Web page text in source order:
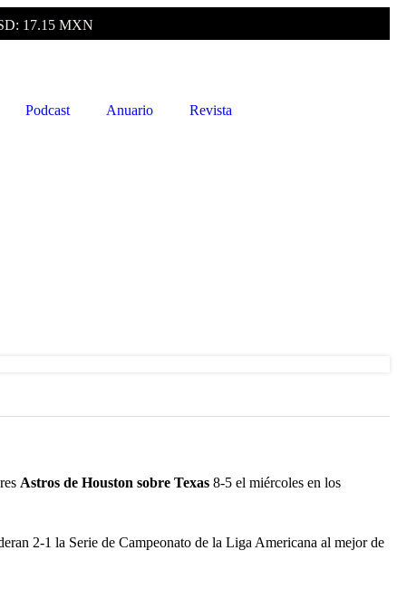
17.15 MXN
Podcast Anuario Revista
Astros de Houston sobre Texas 8-5 el miércoles en los
2-1 la Serie de Campeonato de la Liga Americana al mejor de